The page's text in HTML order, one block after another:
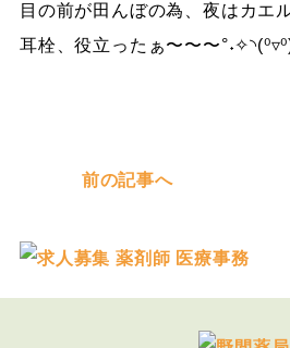
目の前が田んぼの為、夜はカエ
耳栓、役立ったぁ〜〜〜
前の記事へ